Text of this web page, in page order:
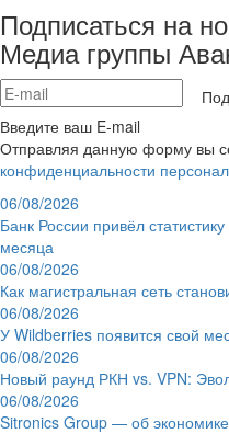
Подписаться на
Медиа группы
Введите ваш E-mail
Отправляя данную форму вы
конфиденциальности
06/08/2026
Банк России привёл
месяца
06/08/2026
Как магистральная сеть
06/08/2026
У Wildberries появится свой
06/08/2026
Новый раунд РКН vs. VPN:
06/08/2026
Sitronics Group — об